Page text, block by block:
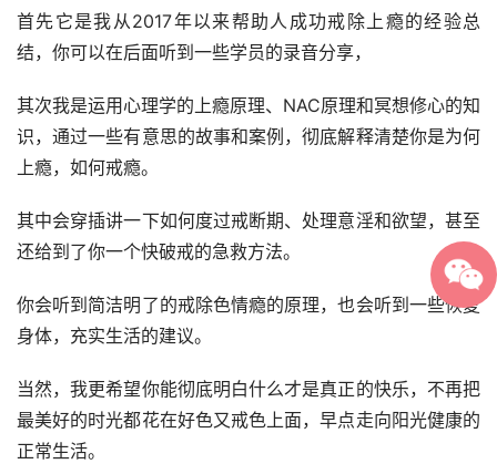
首先它是我从2017年以来帮助人成功戒除上瘾的经验总
结，你可以在后面听到一些学员的录音分享，
其次我是运用心理学的上瘾原理、NAC原理和冥想修心的知
识，通过一些有意思的故事和案例，彻底解释清楚你是为何
上瘾，如何戒瘾。
其中会穿插讲一下如何度过戒断期、处理意淫和欲望，甚至
还给到了你一个快破戒的急救方法。
你会听到简洁明了的戒除色情瘾的原理，也会听到一些恢复
身体，充实生活的建议。
当然，我更希望你能彻底明白什么才是真正的快乐，不再把
最美好的时光都花在好色又戒色上面，早点走向阳光健康的
正常生活。